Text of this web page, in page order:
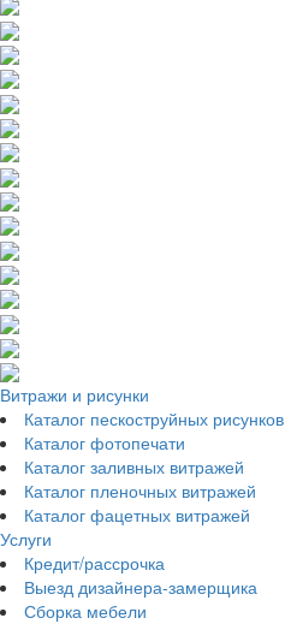
Витражи и рисунки
Каталог пескоструйных рисунков
Каталог фотопечати
Каталог заливных витражей
Каталог пленочных витражей
Каталог фацетных витражей
Услуги
Кредит/рассрочка
Выезд дизайнера-замерщика
Сборка мебели